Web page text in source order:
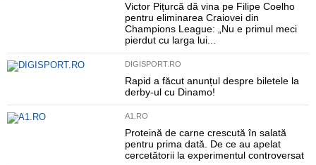
Victor Pițurcă dă vina pe Filipe Coelho
pentru eliminarea Craiovei din
Champions League: „Nu e primul meci
pierdut cu larga lui...
DIGISPORT.RO
Rapid a făcut anunțul despre biletele la
derby-ul cu Dinamo!
A1.RO
Proteină de carne crescută în salată
pentru prima dată. De ce au apelat
cercetătorii la experimentul controversat